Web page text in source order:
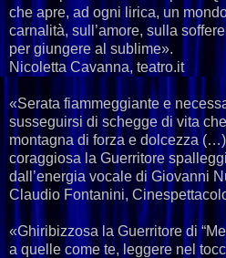
che apre, ad ogni lirica, un
carnalità, sull’amore, sulla
per giungere al sublime».
Nicoletta Cavanna, teatro.it
«Serata fiammeggiante e
susseguirsi di schegge di vita
montagna di forza e dolcezza
coraggiosa la Guerritore
dall’energia vocale di Giovanni
Claudio Fontanini,
«Ghiribizzosa la Guerritore di
a quelle come te, leggere nel